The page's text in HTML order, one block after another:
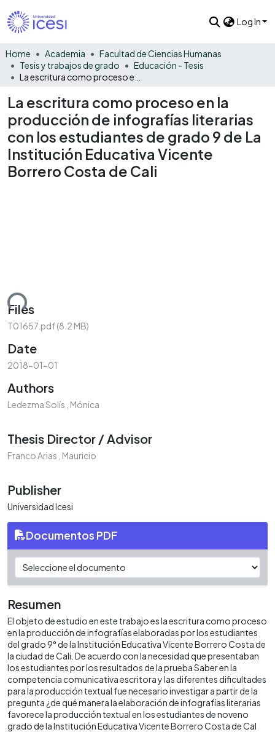
Log In
Home Academia
Facultad de Ciencias Humanas
Tesis y trabajos de grado
Educación - Tesis
La escritura como proceso en la
producción de infografías literarias
con los estudiantes de grado 9 de La
Institución Educativa Vicente
Borrero Costa de Cali
Files
T01657.pdf(8.2 MB)
Date
2018-01-01
Authors
Ledezma Solís , Mónica
Thesis Director / Advisor
Franco Arias , Mauricio
Publisher
Universidad Icesi
Documentos PDF
Resumen
El objeto de estudio en este trabajo es la escritura como proceso
en la producción de infografías elaboradas por los estudiantes
del grado 9° de la Institución Educativa Vicente Borrero Costa de
la ciudad de Cali. De acuerdo con la necesidad que presentaban
los estudiantes por los resultados de la prueba Saber en la
competencia comunicativa escritora y las diferentes dificultades
para la producción textual fue necesario investigar a partir de la
pregunta ¿de qué manera la elaboración de infografías literarias
favorece la producción textual en los estudiantes de noveno
grado de la Institución Educativa Vicente Borrero Costa de Cal